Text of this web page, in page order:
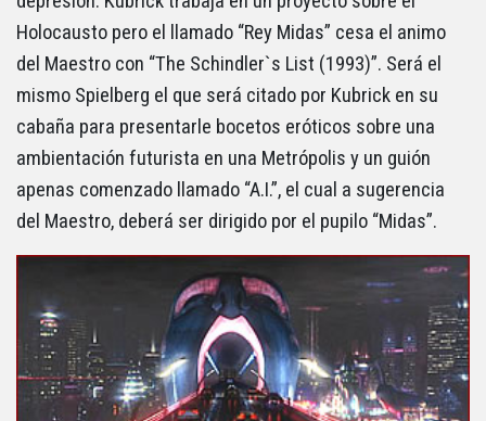
Holocausto pero el llamado “Rey Midas” cesa el animo
del Maestro con “The Schindler`s List (1993)”. Será el
mismo Spielberg el que será citado por Kubrick en su
cabaña para presentarle bocetos eróticos sobre una
ambientación futurista en una Metrópolis y un guión
apenas comenzado llamado “A.I.”, el cual a sugerencia
del Maestro, deberá ser dirigido por el pupilo “Midas”.